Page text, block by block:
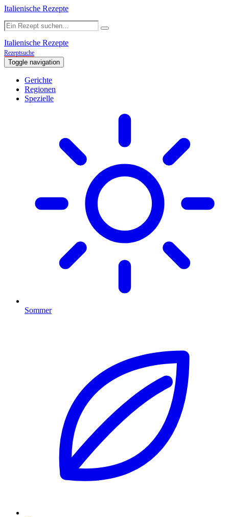
Italienische Rezepte
Italienische Rezepte
Rezeptsuche
Toggle navigation
Gerichte
Regionen
Spezielle
Sommer